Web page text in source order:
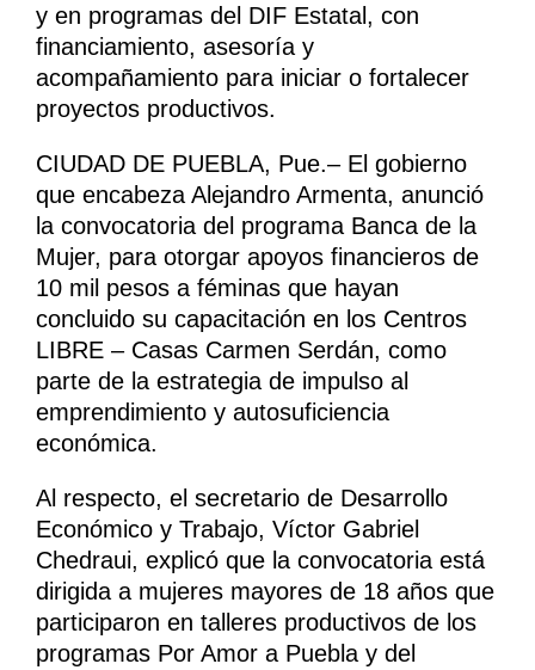
y en programas del DIF Estatal, con
financiamiento, asesoría y
acompañamiento para iniciar o fortalecer
proyectos productivos.
CIUDAD DE PUEBLA, Pue.– El gobierno
que encabeza Alejandro Armenta, anunció
la convocatoria del programa Banca de la
Mujer, para otorgar apoyos financieros de
10 mil pesos a féminas que hayan
concluido su capacitación en los Centros
LIBRE – Casas Carmen Serdán, como
parte de la estrategia de impulso al
emprendimiento y autosuficiencia
económica.
Al respecto, el secretario de Desarrollo
Económico y Trabajo, Víctor Gabriel
Chedraui, explicó que la convocatoria está
dirigida a mujeres mayores de 18 años que
participaron en talleres productivos de los
programas Por Amor a Puebla y del